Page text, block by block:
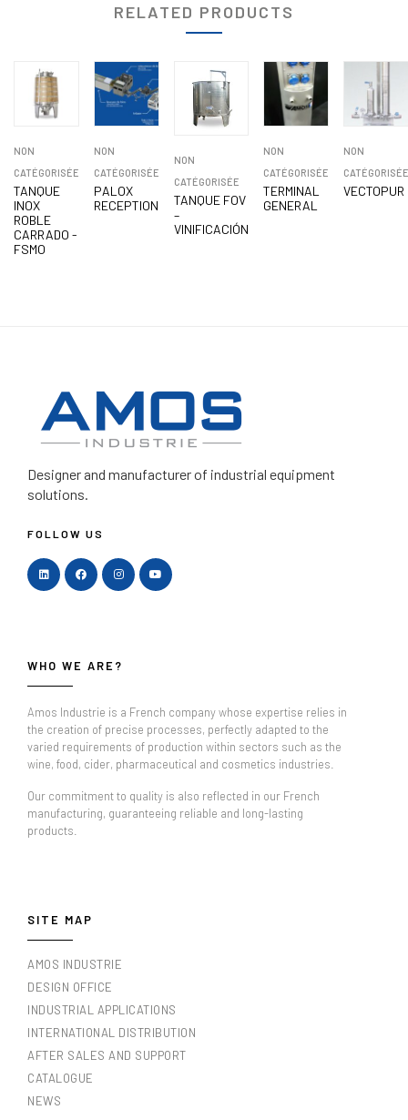
RELATED PRODUCTS
NON
CATÉGORISÉE
TANQUE
INOX
ROBLE
CARRADO -
FSMO
NON
CATÉGORISÉE
PALOX
RECEPTION
NON
CATÉGORISÉE
TANQUE FOV
–
VINIFICACIÓN
NON
CATÉGORISÉE
TERMINAL
GENERAL
NON
CATÉGORISÉE
VECTOPUR
Designer and manufacturerof industrial equipment
solutions.
FOLLOW US
WHO WE ARE?
Amos Industrie is a French company whose expertise relies in
the creation of precise processes, perfectly adapted to the
varied requirements of production within sectors such as the
wine, food, cider, pharmaceutical and cosmetics industries.
Our commitment to quality is also reflected in our French
manufacturing, guaranteeing reliable and long-lasting
products.
SITE MAP
AMOS INDUSTRIE
DESIGN OFFICE
INDUSTRIAL APPLICATIONS
INTERNATIONAL DISTRIBUTION
AFTER SALES AND SUPPORT
CATALOGUE
NEWS